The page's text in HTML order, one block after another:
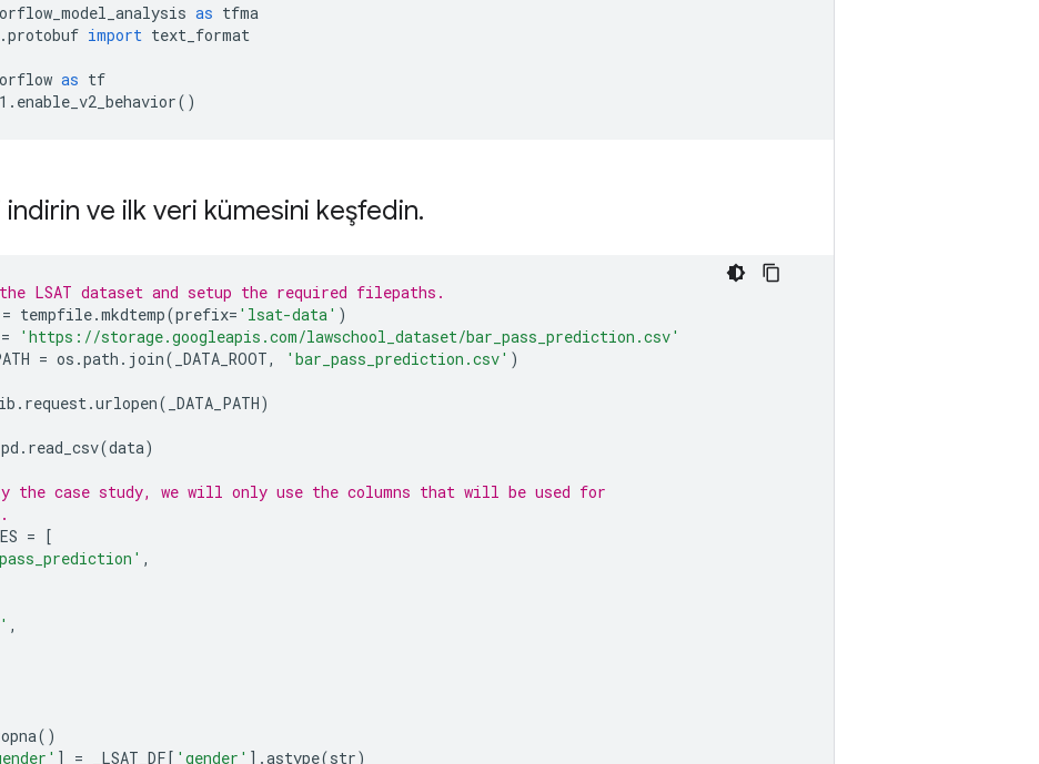
as tfma
.protobuf import text_format
as tf
. enable_v2_behavior()
indirin ve ilk veri kümesini keşfedin.
the LSAT dataset and setup the required filepaths.
= tempfile.mkdtemp(prefix= 'lsat-data' )
=
'https://storage.googleapis.com/lawschool_dataset/bar_pass_prediction.csv'
= os .path . join( _DATA_ROOT, 'bar_pass_prediction.csv' )
. request.urlopen( _DATA_PATH)
pd . read_csv(data)
the case study, we will only use the columns that will be used for
= [
,
,
()
] = _LSAT_DF[ 'gender' ].astype(str)